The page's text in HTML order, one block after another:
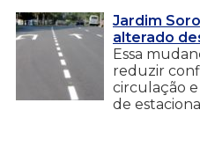
Jardim
alterado
Essa
reduzir
circulação
de